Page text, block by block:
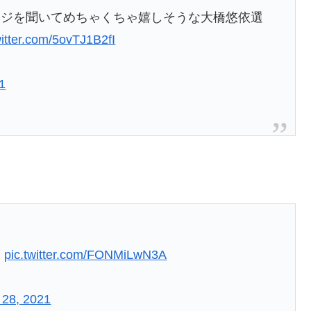
を聞いてめちゃくちゃ嬉しそうな大橋悠依選
5ovTJ1B2fI
pic.twitter.com/FONMiLwN3A
2021